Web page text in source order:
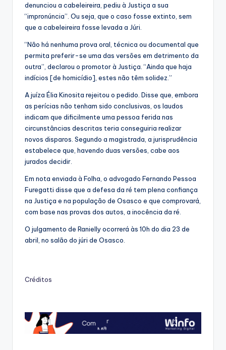
denunciou a cabeleireira, pediu à Justiça a sua
“impronúncia”. Ou seja, que o caso fosse extinto, sem
que a cabeleireira fosse levada a Júri.
“Não há nenhuma prova oral, técnica ou documental que
permita preferir-se uma das versões em detrimento da
outra”, declarou o promotor à Justiça. “Ainda que haja
indícios [de homicídio], estes não têm solidez.”
A juíza Élia Kinosita rejeitou o pedido. Disse que, embora
as perícias não tenham sido conclusivas, os laudos
indicam que dificilmente uma pessoa ferida nas
circunstâncias descritas teria conseguiria realizar
novos disparos. Segundo a magistrada, a jurisprudência
estabelece que, havendo duas versões, cabe aos
jurados decidir.
Em nota enviada à Folha, o advogado Fernando Pessoa
Furegatti disse que a defesa da ré tem plena confiança
na Justiça e na população de Osasco e que comprovará,
com base nas provas dos autos, a inocência da ré.
O julgamento de Ranielly ocorrerá às 10h do dia 23 de
abril, no salão do júri de Osasco.
Créditos